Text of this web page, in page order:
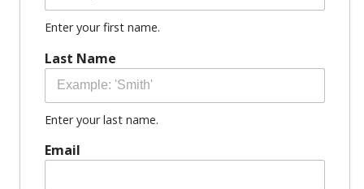
Enter your first name.
Last Name
Enter your last name.
Email